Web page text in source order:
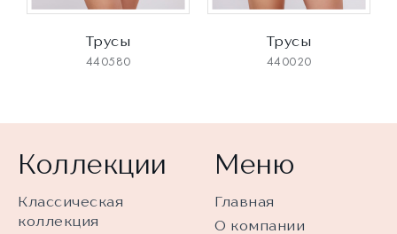
Трусы
440580
Трусы
440020
Коллекции
Классическая
коллекция
Меню
Главная
О компании